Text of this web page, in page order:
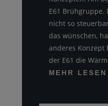
E61 Brühgruppe.
nicht so
das wünschen,
anderes Konzept
der E61 die
MEHR LESEN